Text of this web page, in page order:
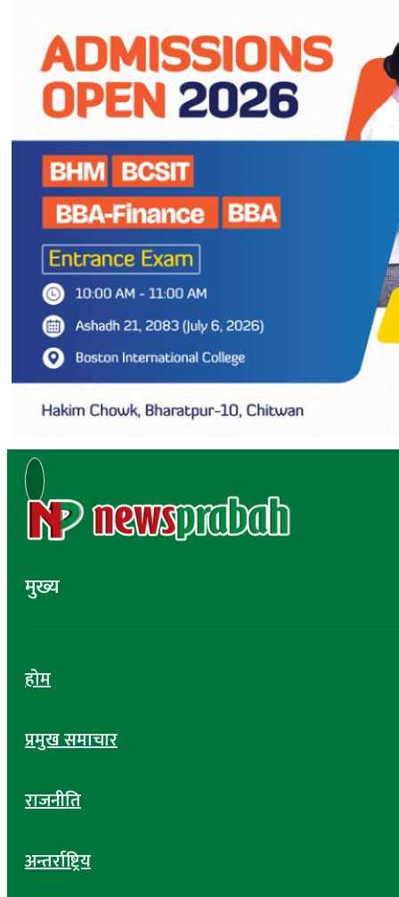
मुख्य
होम
प्रमुख समाचार
राजनीति
अन्तर्राष्ट्रिय